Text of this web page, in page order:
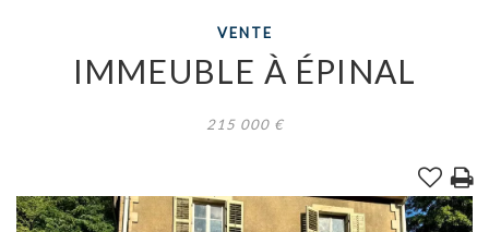
VENTE
IMMEUBLE À ÉPINAL
215 000 €